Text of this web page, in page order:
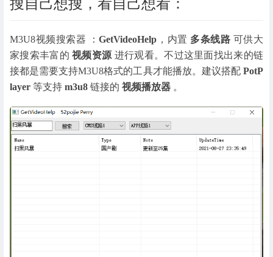
搜自己想搜，看自己想看：
M3U8视频搜索器 ：GetVideoHelp ，内置 多条线路 可供大
家搜索丰富的视频资源 进行观看。不过这里面找出来的链
接都是需要支持M3U8格式的工具才能播放。建议搭配 PotP
layer 等支持 m3u8 链接的 视频播放器 。